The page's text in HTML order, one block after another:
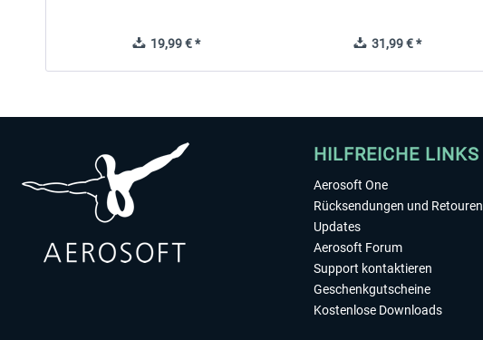
19,99 € * 31,99 € *
HILFREICHE LINKS
Aerosoft One
Rücksendungen und Retouren
Updates
Aerosoft Forum
Support kontaktieren
Geschenkgutscheine
Kostenlose Downloads